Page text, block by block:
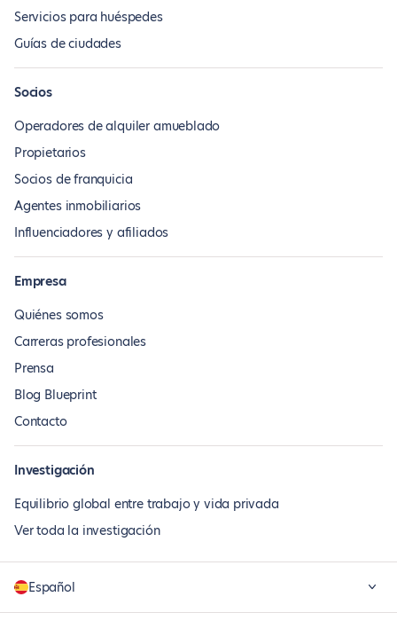
Servicios para huéspedes
Guías de ciudades
Socios
Operadores de alquiler amueblado
Propietarios
Socios de franquicia
Agentes inmobiliarios
Influenciadores y afiliados
Empresa
Quiénes somos
Carreras profesionales
Prensa
Blog Blueprint
Contacto
Investigación
Equilibrio global entre trabajo y vida privada
Ver toda la investigación
Español